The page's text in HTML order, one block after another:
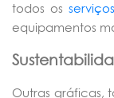
todos os
equipamentos
Outras gráficas,